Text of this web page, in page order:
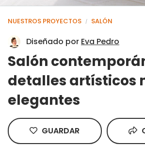
NUESTROS PROYECTOS / SALÓN
Diseñado por Eva Pedro
Salón
detalles artísticos
elegantes
GUARDAR